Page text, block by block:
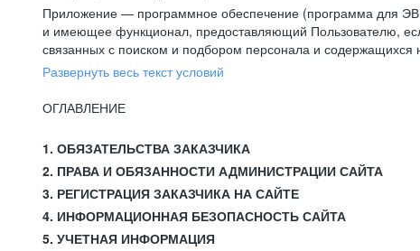
Приложение — программное обеспечение (программа для
и имеющее функционал, предоставляющий Пользователю,
связанных с поиском и подбором персонала и
Развернуть весь текст условий
ОГЛАВЛЕНИЕ
1. ОБЯЗАТЕЛЬСТВА ЗАКАЗЧИКА
2. ПРАВА И ОБЯЗАННОСТИ АДМИНИСТРАЦИИ САЙТА
3. РЕГИСТРАЦИЯ ЗАКАЗЧИКА НА САЙТЕ
4. ИНФОРМАЦИОННАЯ БЕЗОПАСНОСТЬ САЙТА
5. УЧЕТНАЯ ИНФОРМАЦИЯ